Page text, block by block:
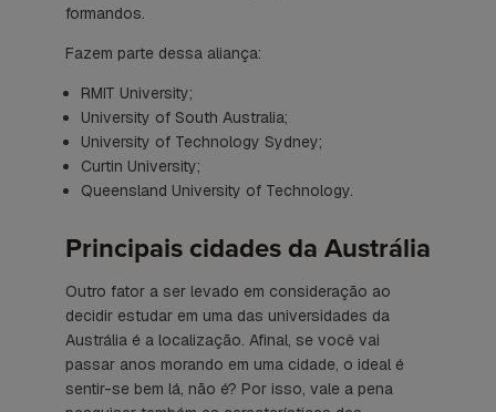
formandos.
Fazem parte dessa aliança:
RMIT University;
University of South Australia;
University of Technology Sydney;
Curtin University;
Queensland University of Technology.
Principais cidades da Austrália
Outro fator a ser levado em consideração ao
decidir estudar em uma das universidades da
Austrália é a localização. Afinal, se você vai
passar anos morando em uma cidade, o ideal é
sentir-se bem lá, não é? Por isso, vale a pena